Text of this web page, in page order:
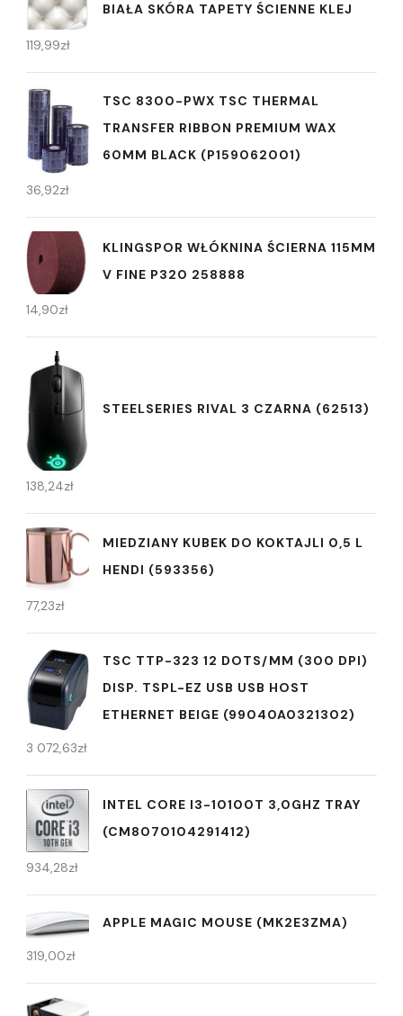
BIAŁA SKÓRA TAPETY ŚCIENNE KLEJ
119,99zł
TSC 8300-PWX TSC THERMAL
TRANSFER RIBBON PREMIUM WAX
60MM BLACK (P159062001)
36,92zł
KLINGSPOR WŁÓKNINA ŚCIERNA 115MM
V FINE P320 258888
14,90zł
STEELSERIES RIVAL 3 CZARNA (62513)
138,24zł
MIEDZIANY KUBEK DO KOKTAJLI 0,5 L
HENDI (593356)
77,23zł
TSC TTP-323 12 DOTS/MM (300 DPI)
DISP. TSPL-EZ USB USB HOST
ETHERNET BEIGE (99040A0321302)
3 072,63zł
INTEL CORE I3-10100T 3,0GHZ TRAY
(CM8070104291412)
934,28zł
APPLE MAGIC MOUSE (MK2E3ZMA)
319,00zł